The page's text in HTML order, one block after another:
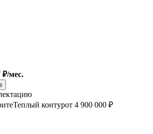
₽/мес.
Теплый контурот 4 900 000 ₽